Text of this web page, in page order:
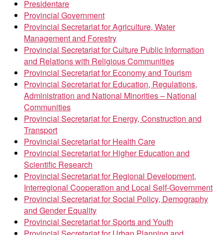
Presidentare
Provincial Government
Provincial Secretariat for Agriculture, Water
Management and Forestry
Provincial Secretariat for Culture Public Information
and Relations with Religious Communities
Provincial Secretariat for Economy and Tourism
Provincial Secretariat for Education, Regulations,
Administration and National Minorities – National
Communities
Provincial Secretariat for Energy, Construction and
Transport
Provincial Secretariat for Health Care
Provincial Secretariat for Higher Education and
Scientific Research
Provincial Secretariat for Regional Development,
Interregional Cooperation and Local Self-Government
Provincial Secretariat for Social Policy, Demography
and Gender Equality
Provincial Secretariat for Sports and Youth